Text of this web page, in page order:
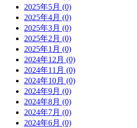
2025年5月 (0)
2025年4月 (0)
2025年3月 (0)
2025年2月 (0)
2025年1月 (0)
2024年12月 (0)
2024年11月 (0)
2024年10月 (0)
2024年9月 (0)
2024年8月 (0)
2024年7月 (0)
2024年6月 (0)